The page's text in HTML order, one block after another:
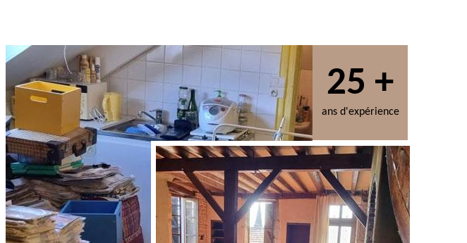
25 +
ans d'expérience